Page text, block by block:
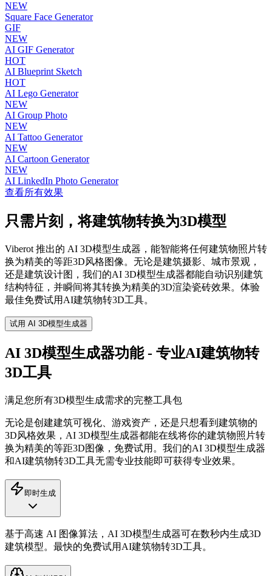
NEW
Square Face Generator
GIF
NEW
AI GIF Generator
HOT
AI Blueprint Sketch
HOT
AI Lego Generator
NEW
AI Group Photo
NEW
AI Tattoo Generator
NEW
AI Cartoon Generator
NEW
AI LinkedIn Photo Generator
查看所有效果
只需片刻，将建筑物转换为3D模型
Viberot 推出的 AI 3D模型生成器，能智能将任何建筑物照片转
换为精美的等距3D风格图像。无论是建筑摄影、城市景观，
还是建筑设计图，我们的AI 3D模型生成器都能自动识别建筑
结构特征，并瞬间将其转换为精美的3D渲染瓷砖效果。体验
最佳免费试用AI建筑物转3D工具。
试用 AI 3D模型生成器
AI 3D模型生成器功能 - 专业AI建筑物转
3D工具
满足您所有3D模型生成需求的完整工具包
无论是创建建筑可视化、游戏资产，还是只想看到建筑物的
3D风格效果，AI 3D模型生成器都能在线将你的建筑物照片转
换为精美的等距3D图像，免费试用。我们的AI 3D模型生成器
和AI建筑物转3D工具无需专业技能即可获得专业效果。
即时生成
基于高速 AI 图像算法，AI 3D模型生成器可在数秒内生成3D
建筑模型。最快的免费试用AI建筑物转3D工具。